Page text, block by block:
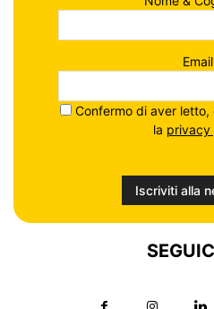
Confermo di aver letto,
la privacy